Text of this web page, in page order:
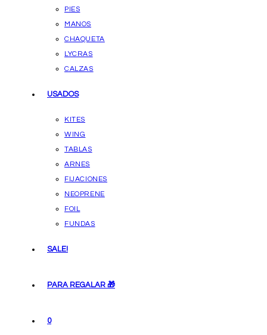
PIES
MANOS
CHAQUETA
LYCRAS
CALZAS
USADOS
KITES
WING
TABLAS
ARNES
FIJACIONES
NEOPRENE
FOIL
FUNDAS
SALE!
PARA REGALAR 🎁
0